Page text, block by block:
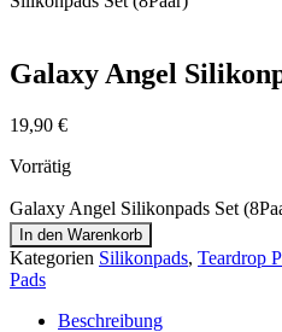
Galaxy Angel
19,90 €
Vorrätig
Galaxy Angel Silikonpads Set
In den Warenkorb
Kategorien Silikonpads, Teardrop
Pads
Beschreibung